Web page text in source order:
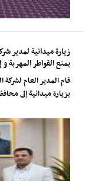
زيارة ميدانية لمدير
بمنع القواطر المهربة
قام المدير العام
بزيارة ميدانية إلى